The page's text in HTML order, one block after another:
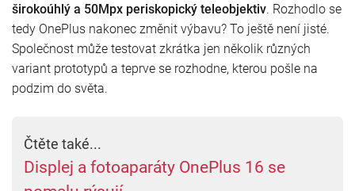
širokoúhlý a 50Mpx periskopický teleobjektiv. Rozhodlo se
tedy OnePlus nakonec změnit výbavu? To ještě není jisté.
Společnost může testovat zkrátka jen několik různých
variant prototypů a teprve se rozhodne, kterou pošle na
podzim do světa.
Čtěte také...
Displej a fotoaparáty OnePlus 16 se